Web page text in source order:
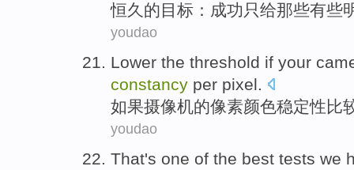
恒久 的目标 ： 成功 只给那些有些
youdao
Lower the threshold if your
constancy per pixel.
如果摄像机的像素颜色稳定性比
youdao
That's one of the best tests we